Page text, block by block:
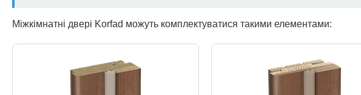
Міжкімнатні двері Korfad можуть комплектуватися такими елементами: